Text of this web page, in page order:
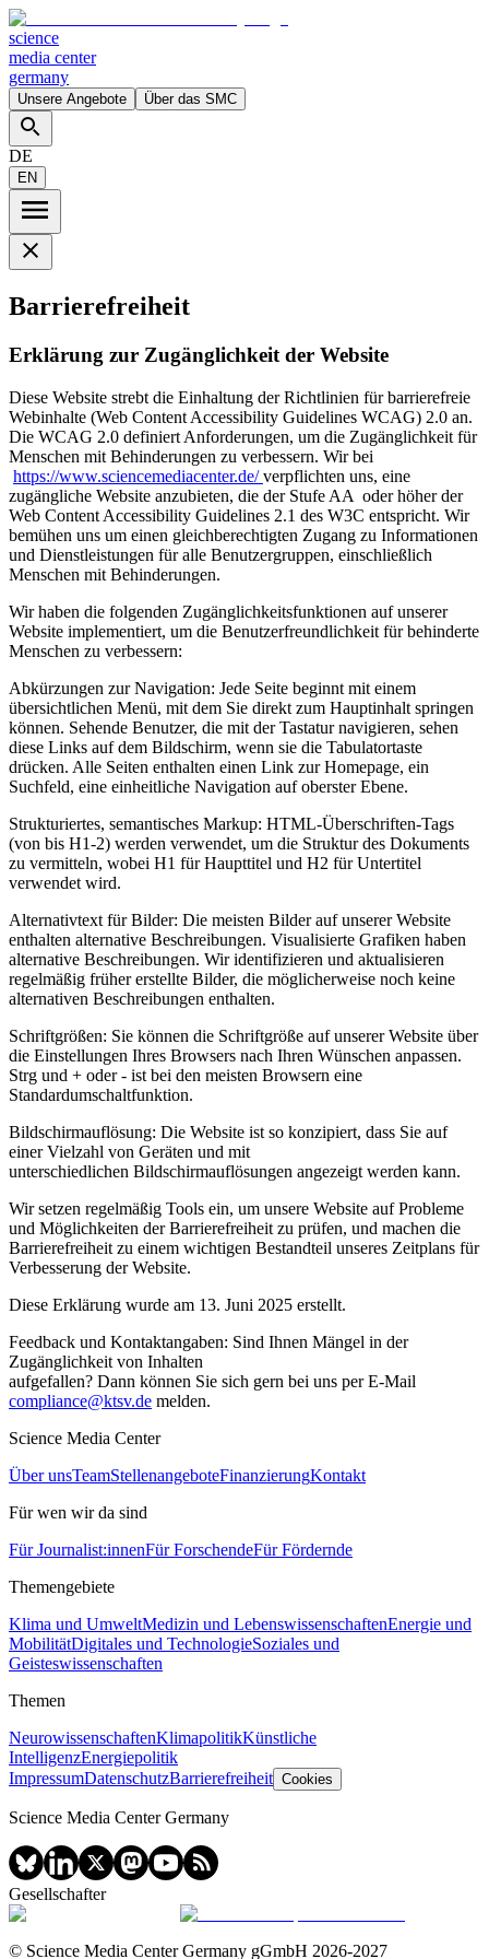
science
media center
germany
Unsere Angebote Über das SMC
DE
EN
Barrierefreiheit
Erklärung zur Zugänglichkeit der Website
Diese Website strebt die Einhaltung der Richtlinien für barrierefreie
Webinhalte (Web Content Accessibility Guidelines WCAG) 2.0 an.
Die WCAG 2.0 definiert Anforderungen, um die Zugänglichkeit für
Menschen mit Behinderungen zu verbessern. Wir bei
https://www.sciencemediacenter.de/verpflichten uns, eine
zugängliche Website anzubieten, die der Stufe AA oder höher der
Web Content Accessibility Guidelines 2.1 des W3C entspricht. Wir
bemühen uns um einen gleichberechtigten Zugang zu Informationen
und Dienstleistungen für alle Benutzergruppen, einschließlich
Menschen mit Behinderungen.
Wir haben die folgenden Zugänglichkeitsfunktionen auf unserer
Website implementiert, um die Benutzerfreundlichkeit für behinderte
Menschen zu verbessern:
Abkürzungen zur Navigation: Jede Seite beginnt mit einem
übersichtlichen Menü, mit dem Sie direkt zum Hauptinhalt springen
können. Sehende Benutzer, die mit der Tastatur navigieren, sehen
diese Links auf dem Bildschirm, wenn sie die Tabulatortaste
drücken. Alle Seiten enthalten einen Link zur Homepage, ein
Suchfeld, eine einheitliche Navigation auf oberster Ebene.
Strukturiertes, semantisches Markup: HTML-Überschriften-Tags
(von bis H1-2) werden verwendet, um die Struktur des Dokuments
zu vermitteln, wobei H1 für Haupttitel und H2 für Untertitel
verwendet wird.
Alternativtext für Bilder: Die meisten Bilder auf unserer Website
enthalten alternative Beschreibungen. Visualisierte Grafiken haben
alternative Beschreibungen. Wir identifizieren und aktualisieren
regelmäßig früher erstellte Bilder, die möglicherweise noch keine
alternativen Beschreibungen enthalten.
Schriftgrößen: Sie können die Schriftgröße auf unserer Website über
die Einstellungen Ihres Browsers nach Ihren Wünschen anpassen.
Strg und + oder - ist bei den meisten Browsern eine
Standardumschaltfunktion.
Bildschirmauflösung: Die Website ist so konzipiert, dass Sie auf
einer Vielzahl von Geräten und mit
unterschiedlichen Bildschirmauflösungen angezeigt werden kann.
Wir setzen regelmäßig Tools ein, um unsere Website auf Probleme
und Möglichkeiten der Barrierefreiheit zu prüfen, und machen die
Barrierefreiheit zu einem wichtigen Bestandteil unseres Zeitplans für
Verbesserung der Website.
Diese Erklärung wurde am 13. Juni 2025 erstellt.
Feedback und Kontaktangaben: Sind Ihnen Mängel in der
Zugänglichkeit von Inhalten
aufgefallen? Dann können Sie sich gern bei uns per E-Mail
compliance@ktsv.de melden.
Science Media Center
Über unsTeamStellenangeboteFinanzierungKontakt
Für wen wir da sind
Für Journalist:innenFür ForschendeFür Fördernde
Themengebiete
Klima und UmweltMedizin und LebenswissenschaftenEnergie und
MobilitätDigitales und TechnologieSoziales und
Geisteswissenschaften
Themen
NeurowissenschaftenKlimapolitikKünstliche
IntelligenzEnergiepolitik
ImpressumDatenschutzBarrierefreiheit Cookies
Science Media Center Germany
Gesellschafter
© Science Media Center Germany gGmbH 2026-2027